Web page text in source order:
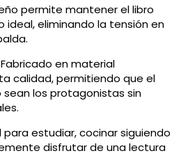
permite mantener el libro
ideal, eliminando la tensión en
Fabricado en material
calidad, permitiendo que el
sean los protagonistas sin
para estudiar, cocinar siguiendo
disfrutar de una lectura